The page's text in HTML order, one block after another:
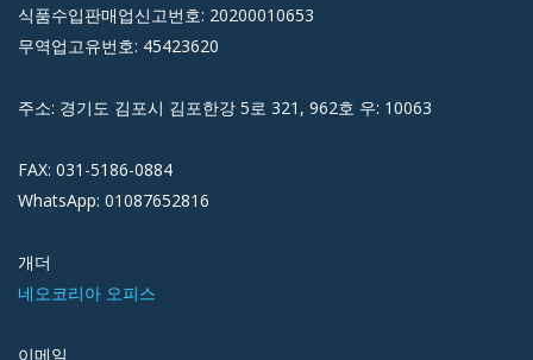
식품수입판매업신고번호: 20200010653
무역업고유번호: 45423620
주소: 경기도 김포시 김포한강 5로 321, 962호 우: 10063
FAX: 031-5186-0884
WhatsApp: 01087652816
개더
네오코리아 오피스
이메일